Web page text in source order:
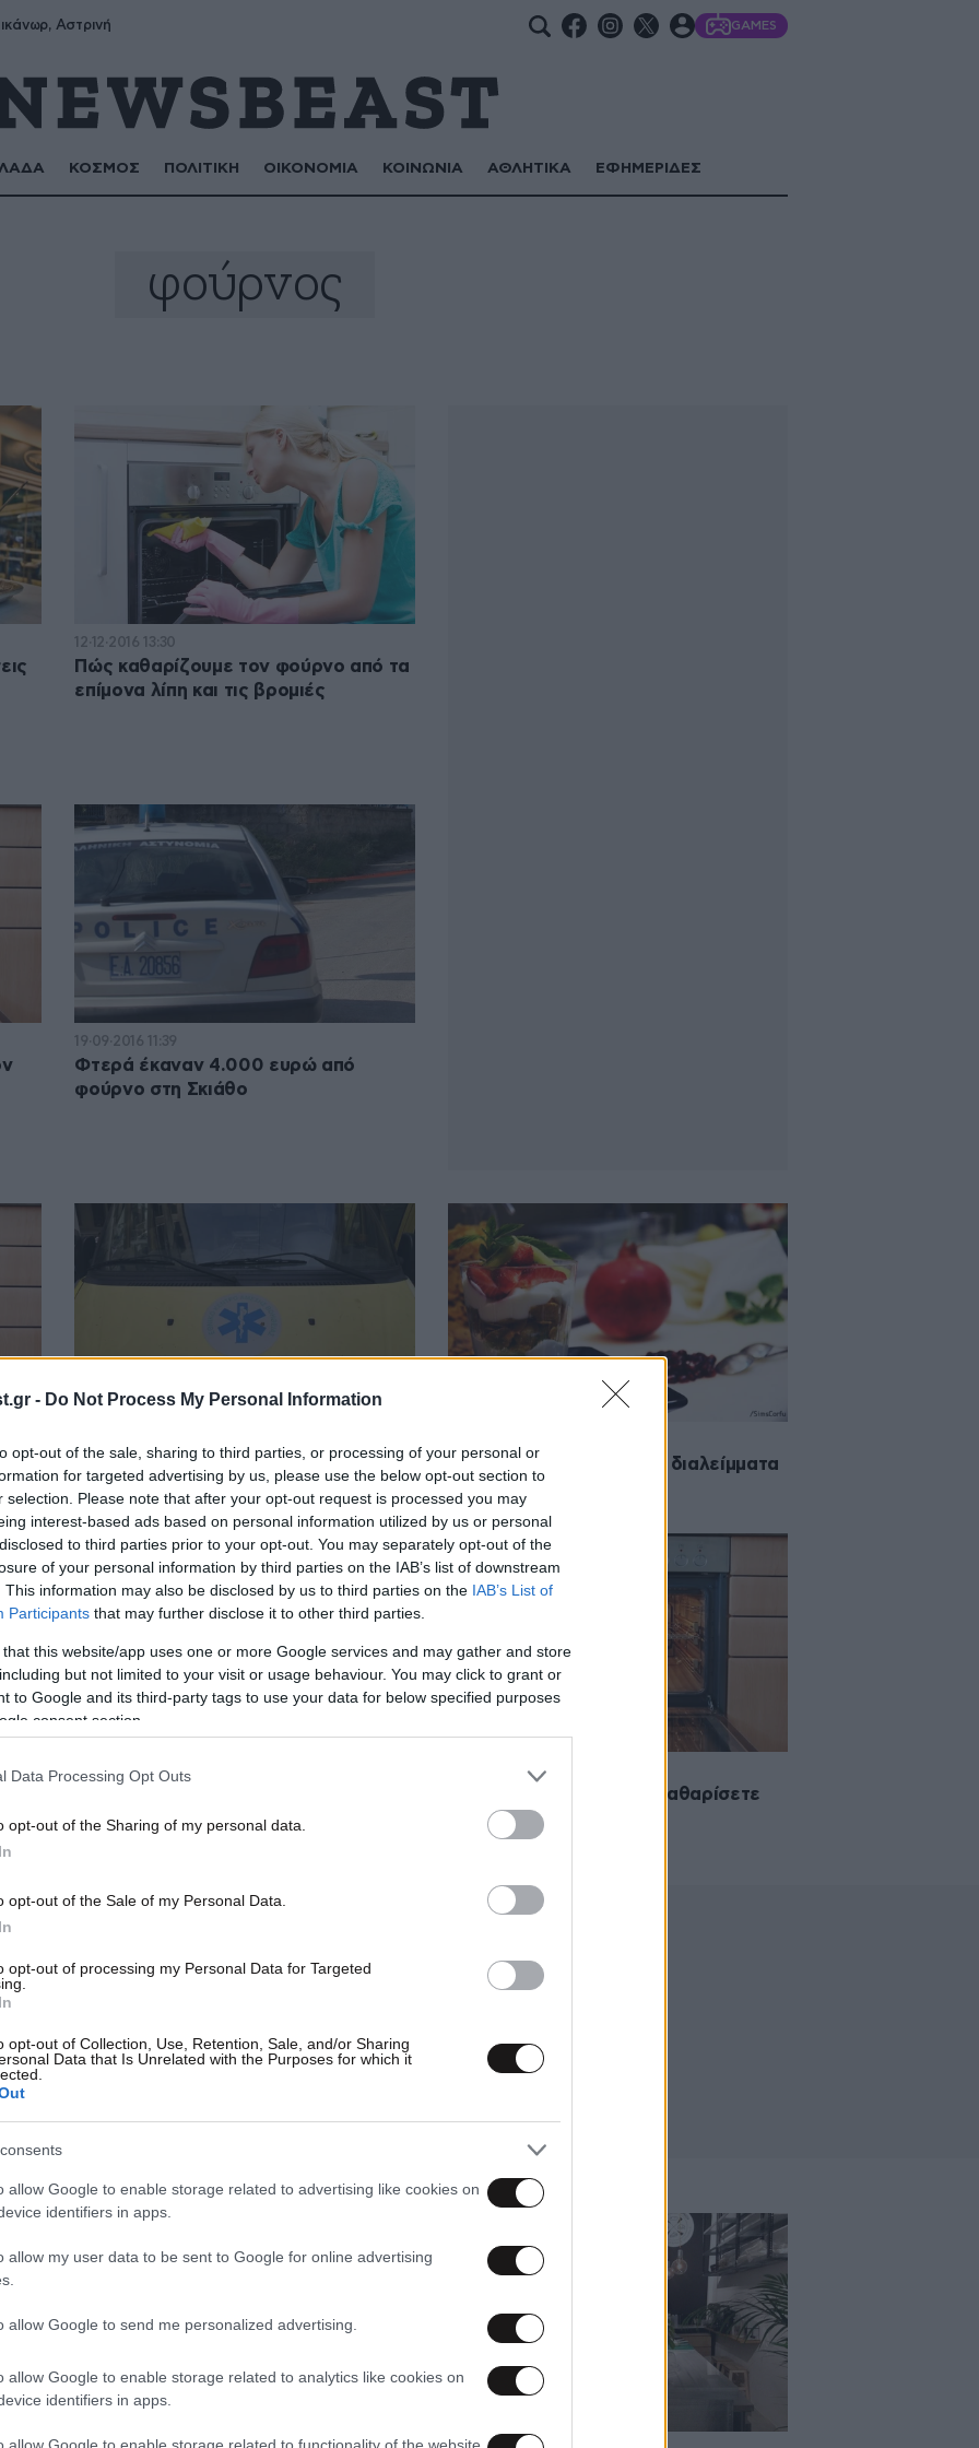
- Do Not Process My Personal Information
opt-out of the sale, sharing to third parties, or processing of your personal or
for targeted advertising by us, please use the below opt-out section to
selection. Please note that after your opt-out request is processed you may
interest-based ads based on personal information utilized by us or personal
to third parties prior to your opt-out. You may separately opt-out of the
of your personal information by third parties on the IAB’s list of downstream
This information may also be disclosed by us to third parties on the IAB’s List of
Participants that may further disclose it to other third parties.
this website/app uses one or more Google services and may gather and store
but not limited to your visit or usage behaviour. You may click to grant or
to Google and its third-party tags to use your data for below specified purposes
consent section.
Data Processing Opt Outs
opt-out of the Sharing of my personal data.
opt-out of the Sale of my Personal Data.
opt-out of processing my Personal Data for Targeted
opt-out of Collection, Use, Retention, Sale, and/or Sharing
Data that Is Unrelated with the Purposes for which it
allow Google to enable storage related to advertising like cookies on
identifiers in apps.
allow my user data to be sent to Google for online advertising
allow Google to send me personalized advertising.
allow Google to enable storage related to analytics like cookies on
identifiers in apps.
allow Google to enable storage related to functionality of the website
Αστρινή GAMES
ΚΟΣΜΟΣ ΠΟΛΙΤΙΚΗ ΟΙΚΟΝΟΜΙΑ ΚΟΙΝΩΝΙΑ ΑΘΛΗΤΙΚΑ ΕΦΗΜΕΡΙΔΕΣ
φούρνος
12·12·2016 13:30
Πώς καθαρίζουμε τον φούρνο από τα
επίμονα λίπη και τις βρομιές
19·09·2016 11:39
Φτερά έκαναν 4.000 ευρώ από
φούρνο στη Σκιάθο
Πήγαινε στο φούρνο και ξεψύχησε
Sim’s, στέκι για γευστικά διαλείμματα
13·12·2015 08:07 07·10·2015 13:44
Το πιο απλό τρικ για να καθαρίσετε
τον φούρνο